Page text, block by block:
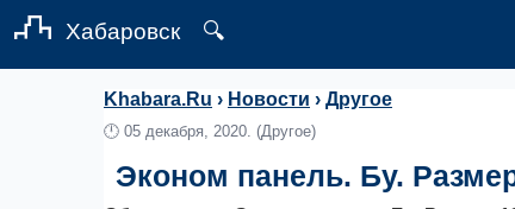
Хабаровск 🔍
Khabara.Ru › Новости › Другое
🕛 05 декабря, 2020. (Другое)
Эконом панель. Бу.